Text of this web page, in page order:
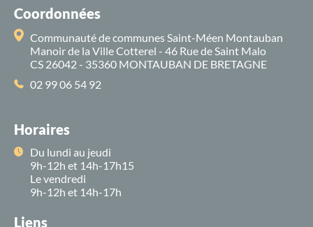
Coordonnées
Communauté de communes Saint-Méen Montauban
Manoir de la Ville Cotterel - 46 Rue de Saint Malo
CS 26042 - 35360 MONTAUBAN DE BRETAGNE
02 99 06 54 92
Horaires
Du lundi au jeudi
9h-12h et 14h-17h15
Le vendredi
9h-12h et 14h-17h
Liens